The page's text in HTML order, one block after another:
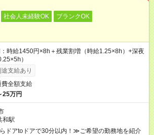
社会人未経験OK
ブランクOK
時給1450円×8h＋残業割増（時給1.25×8h）+深夜
）
支給あり
費全額支給
25万円
和駅
ドアtoドアで30分以内！≫ご希望の勤務地を紹介